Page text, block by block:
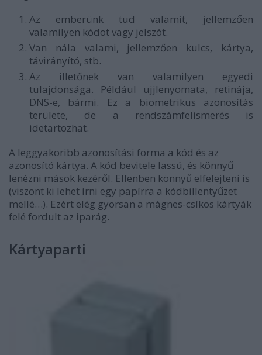
Az emberünk tud valamit, jellemzően
valamilyen kódot vagy jelszót.
Van nála valami, jellemzően kulcs, kártya,
távirányító, stb.
Az illetőnek van valamilyen egyedi
tulajdonsága. Például ujjlenyomata, retinája,
DNS-e, bármi. Ez a biometrikus azonosítás
területe, de a rendszámfelismerés is
idetartozhat.
A leggyakoribb azonosítási forma a kód és az
azonosító kártya. A kód bevitele lassú, és könnyű
lenézni mások kezéről. Ellenben könnyű elfelejteni is
(viszont ki lehet írni egy papírra a kódbillentyűzet
mellé…). Ezért elég gyorsan a mágnes-csíkos kártyák
felé fordult az iparág.
Kártyaparti